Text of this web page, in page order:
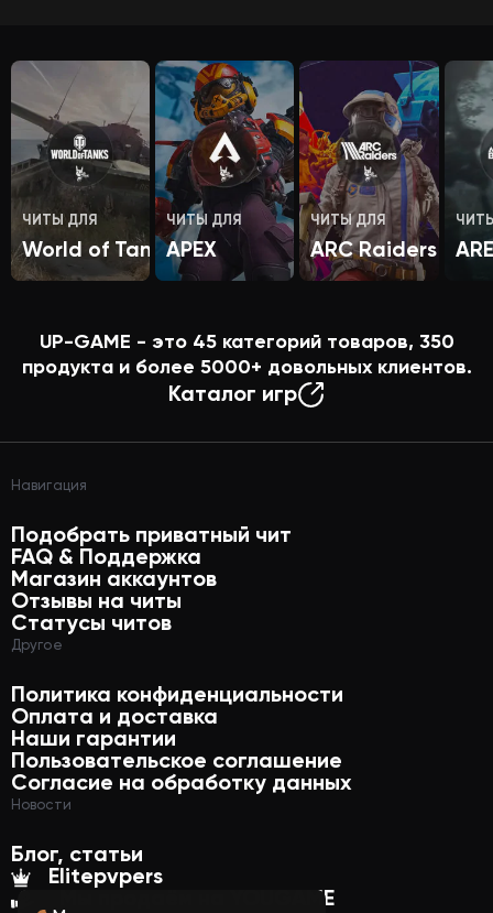
ЧИТЫ ДЛЯ
World of Tanks
ЧИТЫ ДЛЯ
APEX
ЧИТЫ ДЛЯ
ARC Raiders
UP-GAME - это 45категорий товаров, 350
продукта и более 5000+ довольных клиентов.
Каталог игр
Навигация
Подобрать приватный чит
FAQ & Поддержка
Магазин аккаунтов
Отзывы на читы
Статусы читов
Другое
Политика конфиденциальности
Оплата и доставка
Наши гарантии
Пользовательское соглашение
Согласие на обработку данных
Новости
Блог, статьи
Elitepvpers
Мы продаём на YOUGAME